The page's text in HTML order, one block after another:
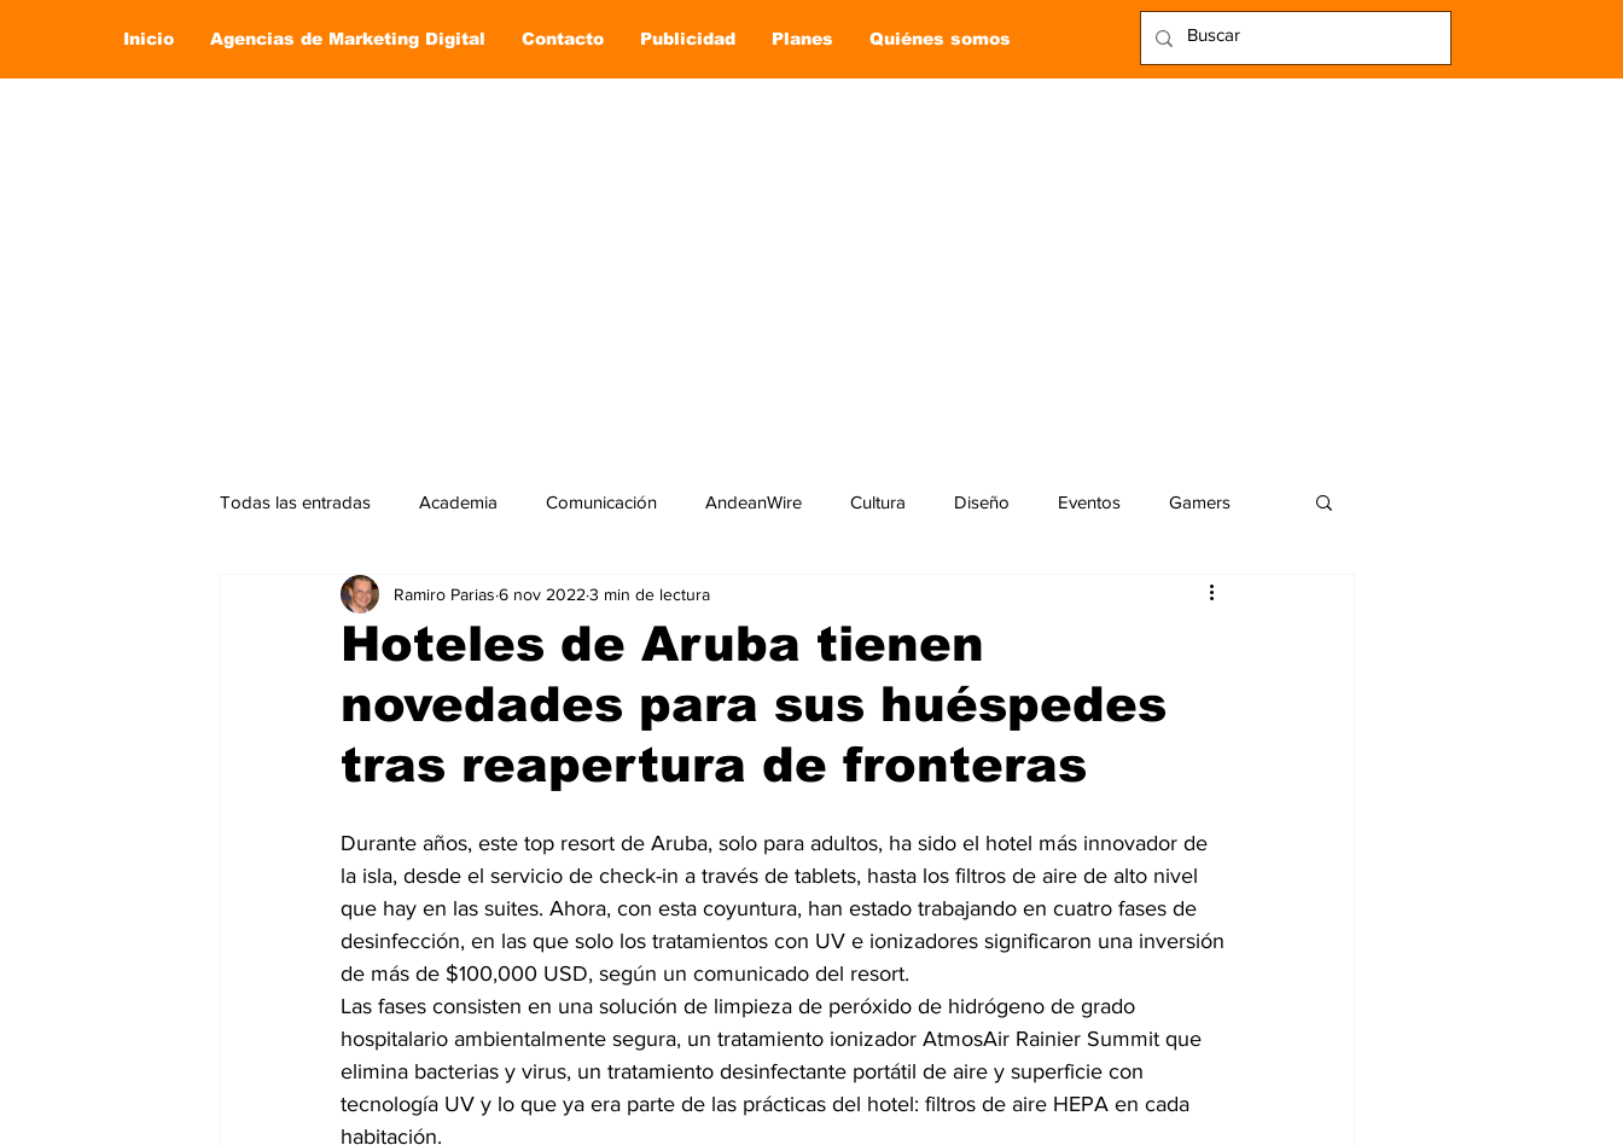
Inicio Agencias de Marketing Digital Contacto Publicidad Planes Quiénes somos
Todas las entradas Academia Comunicación AndeanWire Cultura Diseño Eventos Gamers
Marketing Marketing Digital Negocios Películas
Social Media Marketing Turismo On line Tecnología Un Café Digital Noticias Tecnología
e-commerce
Sostenibilidad salud
Hoteles de Aruba tienen
novedades para sus huéspedes
tras reapertura de fronteras
Ramiro Parias 6 nov 2022 3 min de lectura
Durante años, este top resort de Aruba, solo para adultos, ha sido el hotel más innovador de
la isla, desde el servicio de check-in a través de tablets, hasta los filtros de aire de alto nivel
que hay en las suites. Ahora, con esta coyuntura, han estado trabajando en cuatro fases de
desinfección, en las que solo los tratamientos con UV e ionizadores significaron una inversión
de más de $100,000 USD, según un comunicado del resort.
Las fases consisten en una solución de limpieza de peróxido de hidrógeno de grado
hospitalario ambientalmente segura, un tratamiento ionizador AtmosAir Rainier Summit que
elimina bacterias y virus, un tratamiento desinfectante portátil de aire y superficie con
tecnología UV y lo que ya era parte de las prácticas del hotel: filtros de aire HEPA en cada
habitación.